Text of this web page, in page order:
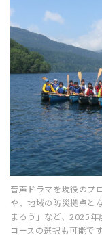
音声ドラマを現役のプ
や、地域の防災拠点と
まろう」など、2025
コースの選択も可能で